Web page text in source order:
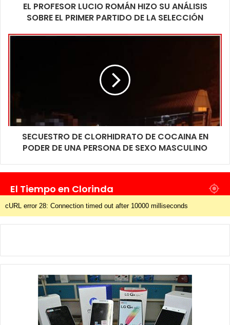
EL PROFESOR LUCIO ROMÁN HIZO SU ANÁLISIS
SOBRE EL PRIMER PARTIDO DE LA SELECCIÓN
SECUESTRO DE CLORHIDRATO DE COCAINA EN
PODER DE UNA PERSONA DE SEXO MASCULINO
El Tiempo en Clorinda
cURL error 28: Connection timed out after 10000 milliseconds